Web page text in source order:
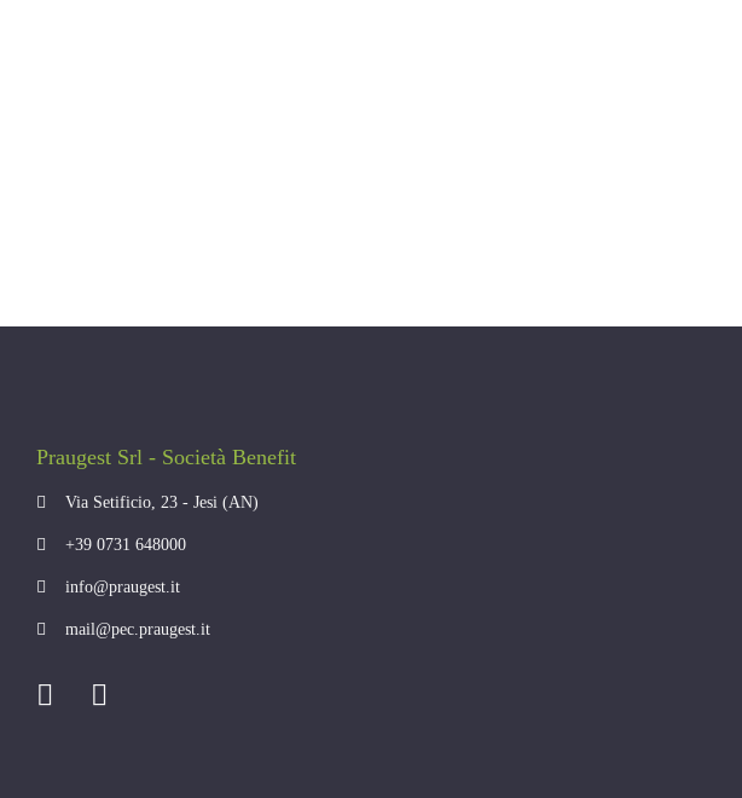
Praugest Srl - Società Benefit
Via Setificio, 23 - Jesi (AN)
+39 0731 648000
info@praugest.it
mail@pec.praugest.it